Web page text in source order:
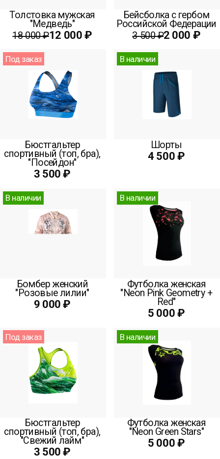
Толстовка мужская
"Медведь"
18 000 ₽12 000 ₽
Бейсболка с гербом
Российской Федерации
3 500 ₽2 000 ₽
Под заказ
Бюстгальтер
спортивный (топ, бра),
"Посейдон"
3 500 ₽
В наличии
Шорты
4 500 ₽
В наличии
Бомбер женский
"Розовые лилии"
9 000 ₽
В наличии
Футболка женская
"Neon Pink Geometry +
Red"
5 000 ₽
Под заказ
Бюстгальтер
спортивный (топ, бра),
"Свежий лайм"
3 500 ₽
В наличии
Футболка женская
"Neon Green Stars"
5 000 ₽